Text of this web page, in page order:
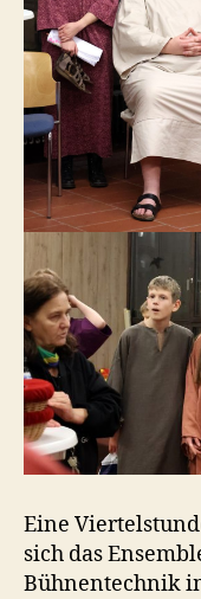
Eine
sich das
Bühnentechnik